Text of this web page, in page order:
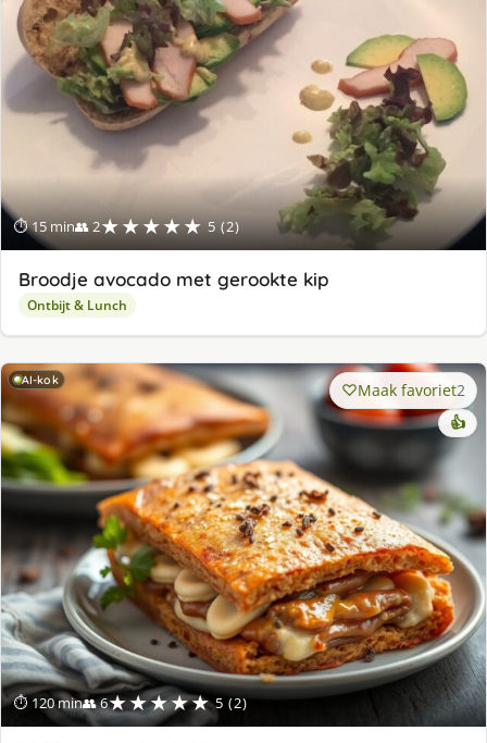
⏱ 15 min👥 2★★★★★ 5 (2)
Broodje avocado met gerookte kip
Ontbijt & Lunch
AI-kok
⏱ 120 min👥 6★★★★★ 5 (2)
Maak favoriet2
👍